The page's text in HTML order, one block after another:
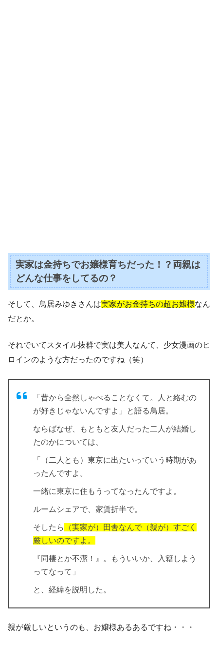
実家は金持ちでお嬢様育ちだった！？両親は
どんな仕事をしてるの？
そして、鳥居みゆきさんは実家がお金持ちの超お嬢様なん
だとか。
それでいてスタイル抜群で実は美人なんて、少女漫画のヒ
ロインのような方だったのですね（笑）
「昔から全然しゃべることなくて。
人と絡むの
が好きじゃないんですよ 」と語る鳥居。
ならばなぜ、もともと友人だった二人が結婚し
たのかについては、
「（二人とも）東京に出たいっていう時期があ
ったんですよ。
一緒に東京に住もうってなったんですよ。
ルームシェアで、家賃折半で。
そしたら
（実家が）田舎なんで（親が）すごく
厳しいのですよ。
『同棲とか不潔 ！』。もういいか、入籍しよう
ってなって」
と、経緯を説明した。
親が厳しいというのも、お嬢様あるあるですね・・・